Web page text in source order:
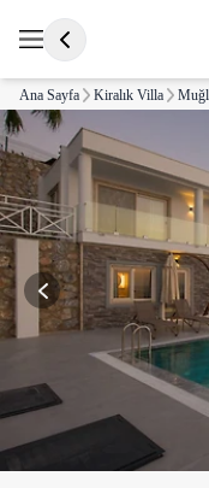
Ana Sayfa Kiralık Villa